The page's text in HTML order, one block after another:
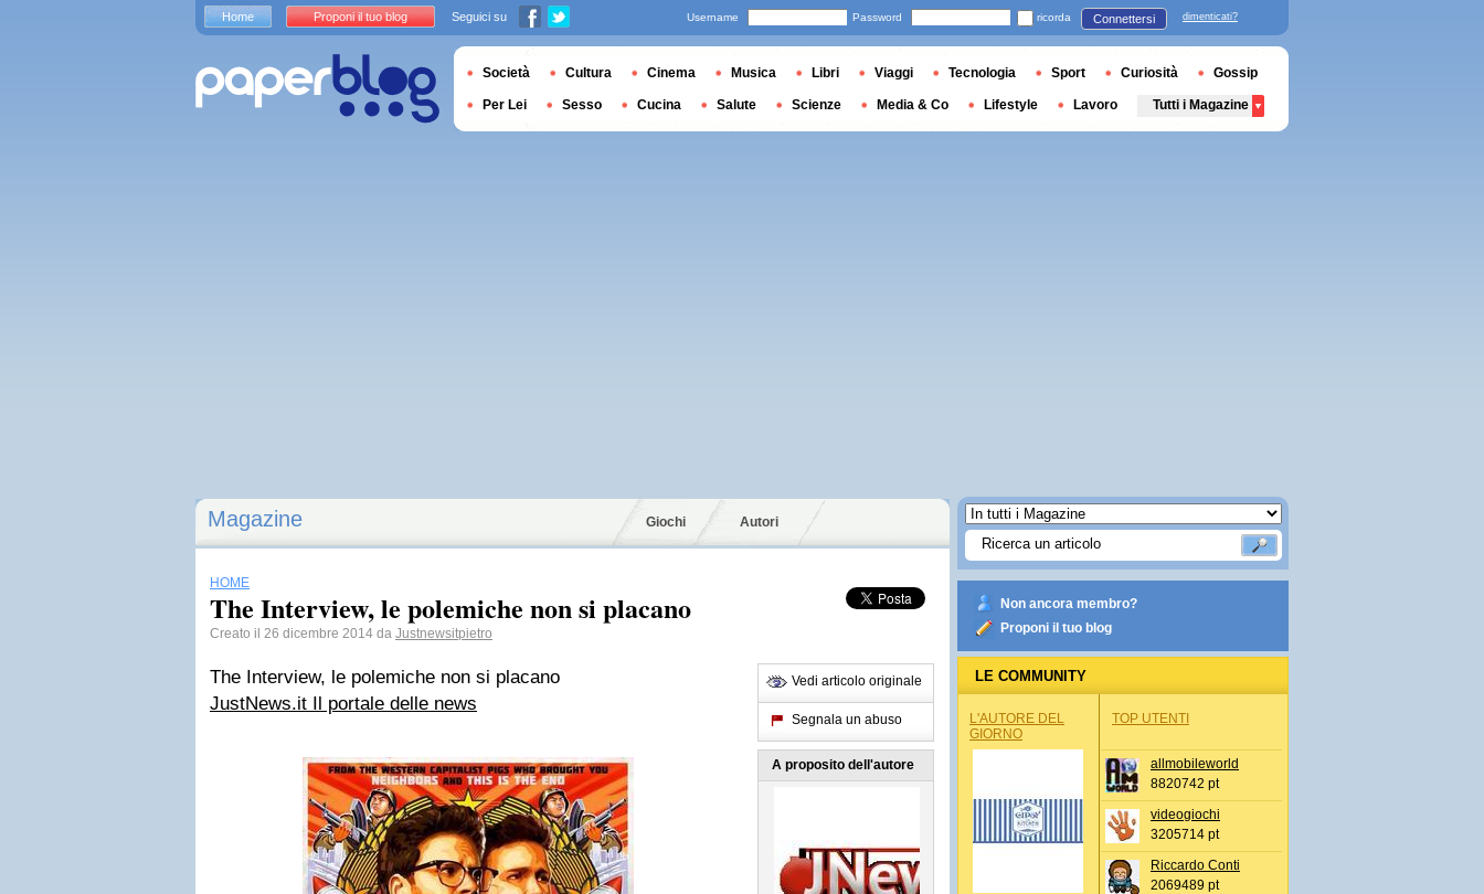
Magazine Giochi Autori
HOME
The Interview, le polemiche non si placano
Creato il 26 dicembre 2014 da Justnewsitpietro
The Interview, le polemiche non si placano
JustNews.it Il portale delle news
Vedi articolo originale
Segnala un abuso
A proposito dell'autore
Non ancora membro?
Proponi il tuo blog
LE COMMUNITY
L'AUTORE DEL
GIORNO
TOP UTENTI
allmobileworld
8820742 pt
videogiochi
3205714 pt
Riccardo Conti
2069489 pt
Home Proponi il tuo blog Seguici su Username Password ricorda Connettersi dimenticati?
Società Cultura Cinema Musica Libri Viaggi Tecnologia Sport Curiosità Gossip
Per Lei Sesso Cucina Salute Scienze Media & Co Lifestyle Lavoro Tutti i Magazine